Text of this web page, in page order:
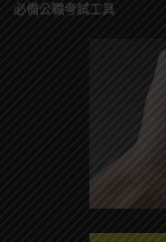
必備公職考試工具